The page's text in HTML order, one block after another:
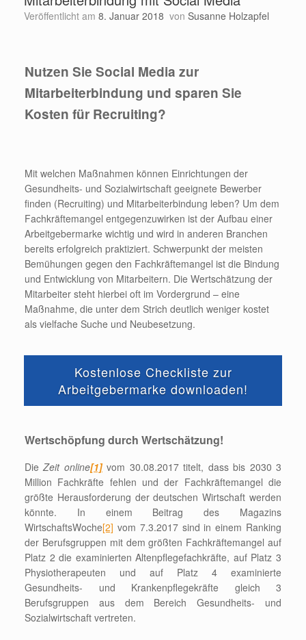
Veröffentlicht am 8. Januar 2018 von Susanne Holzapfel
Nutzen Sie Social Media zur
Mitarbeiterbindung und sparen Sie
Kosten für Recruiting?
Mit welchen Maßnahmen können Einrichtungen der
Gesundheits- und Sozialwirtschaft geeignete Bewerber
finden (Recruiting) und Mitarbeiterbindung leben? Um dem
Fachkräftemangel entgegenzuwirken ist der Aufbau einer
Arbeitgebermarke wichtig und wird in anderen Branchen
bereits erfolgreich praktiziert. Schwerpunkt der meisten
Bemühungen gegen den Fachkräftemangel ist die Bindung
und Entwicklung von Mitarbeitern. Die Wertschätzung der
Mitarbeiter steht hierbei oft im Vordergrund – eine
Maßnahme, die unter dem Strich deutlich weniger kostet
als vielfache Suche und Neubesetzung.
Kostenlose Checkliste zur
Arbeitgebermarke downloaden!
Wertschöpfung durch Wertschätzung!
DieZeit online[1]vom 30.08.2017 titelt, dass bis 2030 3
Million Fachkräfte fehlen und der Fachkräftemangel die
größte Herausforderung der deutschen Wirtschaft werden
könnte. In einem Beitrag des Magazins
WirtschaftsWoche[2] vom 7.3.2017 sind in einem Ranking
der Berufsgruppen mit dem größten Fachkräftemangel auf
Platz 2 die examinierten Altenpflegefachkräfte, auf Platz 3
Physiotherapeuten und auf Platz 4 examinierte
Gesundheits- und Krankenpflegekräfte gleich 3
Berufsgruppen aus dem Bereich Gesundheits- und
Sozialwirtschaft vertreten.